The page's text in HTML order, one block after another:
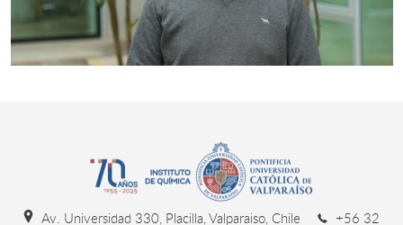
Av. Universidad 330, Placilla, Valparaiso, Chile
+56 32